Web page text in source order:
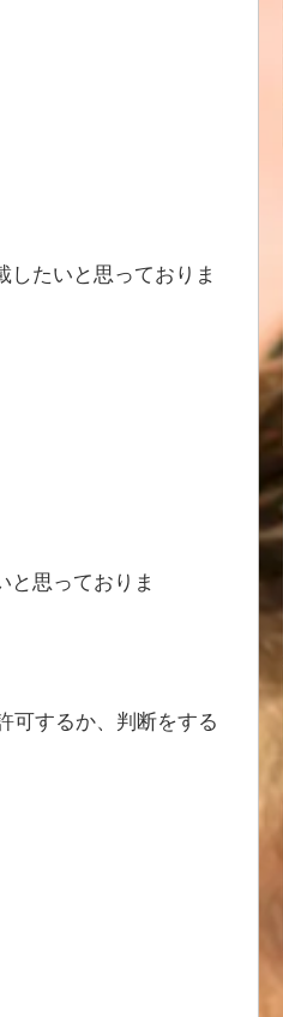
したいと思っておりま
と思っておりま
可するか、判断をする